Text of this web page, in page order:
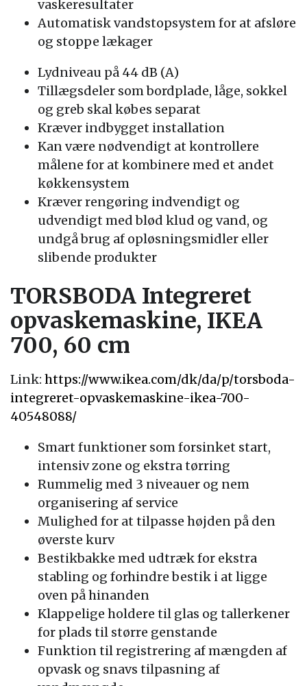
vaskeresultater
Automatisk vandstopsystem for at afsløre
og stoppe lækager
Lydniveau på 44 dB (A)
Tillægsdeler som bordplade, låge, sokkel
og greb skal købes separat
Kræver indbygget installation
Kan være nødvendigt at kontrollere
målene for at kombinere med et andet
køkkensystem
Kræver rengøring indvendigt og
udvendigt med blød klud og vand, og
undgå brug af opløsningsmidler eller
slibende produkter
TORSBODA Integreret
opvaskemaskine, IKEA
700, 60 cm
Link: https://www.ikea.com/dk/da/p/torsboda-
integreret-opvaskemaskine-ikea-700-
40548088/
Smart funktioner som forsinket start,
intensiv zone og ekstra tørring
Rummelig med 3 niveauer og nem
organisering af service
Mulighed for at tilpasse højden på den
øverste kurv
Bestikbakke med udtræk for ekstra
stabling og forhindre bestik i at ligge
oven på hinanden
Klappelige holdere til glas og tallerkener
for plads til større genstande
Funktion til registrering af mængden af
opvask og snavs tilpasning af